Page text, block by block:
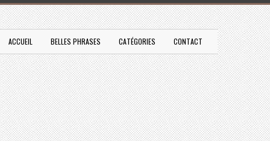
ACCUEIL BELLES PHRASES CATÉGORIES CONTACT